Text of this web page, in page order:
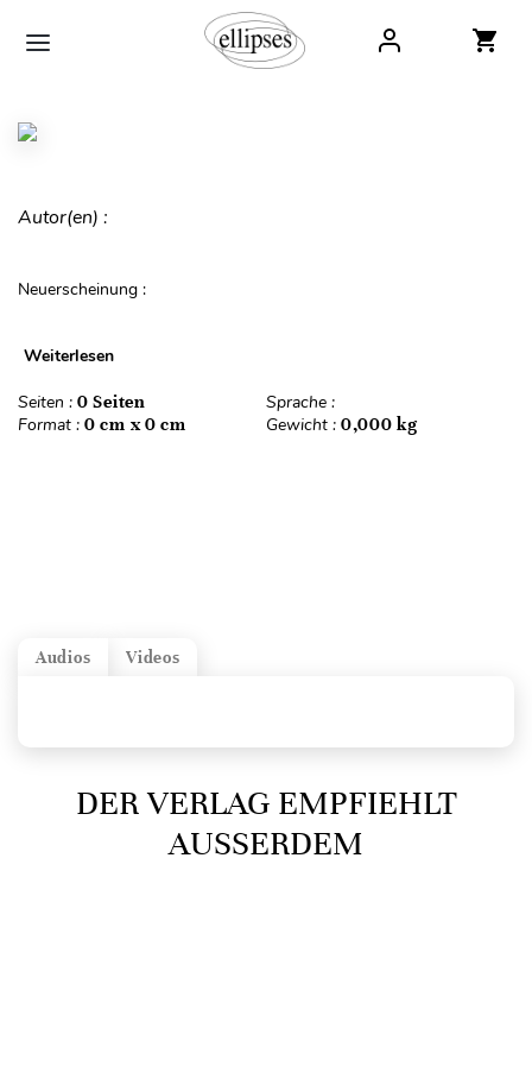
Autor(en) :
Neuerscheinung :
Weiterlesen
Seiten : 0 Seiten
Sprache :
Format : 0 cm x 0 cm Gewicht : 0,000 kg
Videos
Audios
DER VERLAG EMPFIEHLT
AUSSERDEM